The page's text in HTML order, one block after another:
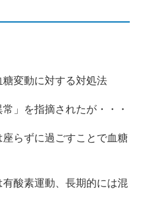
変動に対する対処法
」を指摘されたが・・・
らずに過ごすことで血糖
酸素運動、長期的には混